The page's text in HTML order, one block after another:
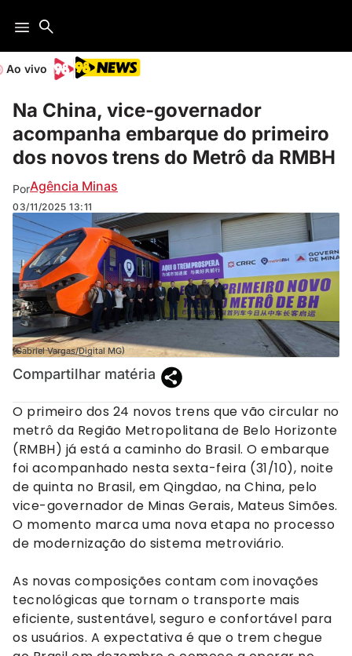
Ao vivo
Na China, vice-governador
acompanha embarque do primeiro
dos novos trens do Metrô da RMBH
PorAgência Minas
03/11/2025 13:11
(Gabriel Vargas/Digital MG)
Compartilhar matéria
O primeiro dos 24 novos trens que vão circular no
metrô da Região Metropolitana de Belo Horizonte
(RMBH) já está a caminho do Brasil. O embarque
foi acompanhado nesta sexta-feira (31/10), noite
de quinta no Brasil, em Qingdao, na China, pelo
vice-governador de Minas Gerais, Mateus Simões.
O momento marca uma nova etapa no processo
de modernização do sistema metroviário.
As novas composições contam com inovações
tecnológicas que tornam o transporte mais
eficiente, sustentável, seguro e confortável para
os usuários. A expectativa é que o trem chegue